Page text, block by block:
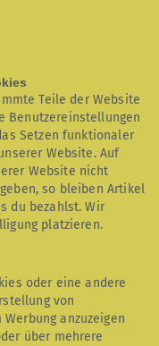
Teile der Website
Benutzereinstellungen
Setzen funktionaler
Website. Auf
Website nicht
so bleiben Artikel
du bezahlst. Wir
platzieren.
oder eine andere
von
anzuzeigen
über mehrere